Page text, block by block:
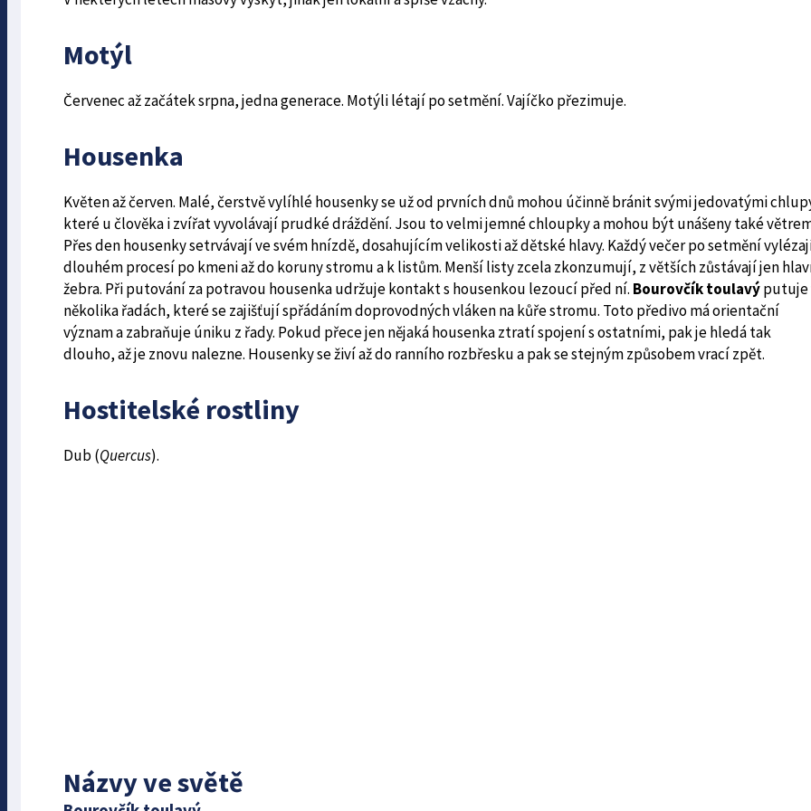
Motýl
Červenec až začátek srpna, jedna generace. Motýli létají po setmění. Vajíčko přezimuje.
Housenka
Květen až červen. Malé, čerstvě vylíhlé housenky se už od prvních dnů mohou účinně bránit svými jedovatými
které u člověka i zvířat vyvolávají prudké dráždění. Jsou to velmi jemné chloupky a mohou být unášeny také
Přes den housenky setrvávají ve svém hnízdě, dosahujícím velikosti až dětské hlavy. Každý večer po setmění
dlouhém procesí po kmeni až do koruny stromu a k listům. Menší listy zcela zkonzumují, z větších zůstávají jen
žebra. Při putování za potravou housenka udržuje kontakt s housenkou lezoucí před ní. Bourovčík toulavýputuje
několika řadách, které se zajišťují spřádáním doprovodných vláken na kůře stromu. Toto předivo má orientační
význam a zabraňuje úniku z řady. Pokud přece jen nějaká housenka ztratí spojení s ostatními, pak je hledá tak
dlouho, až je znovu nalezne. Housenky se živí až do ranního rozbřesku a pak se stejným způsobem vrací zpět.
Hostitelské rostliny
Dub (Quercus).
Názvy ve světě